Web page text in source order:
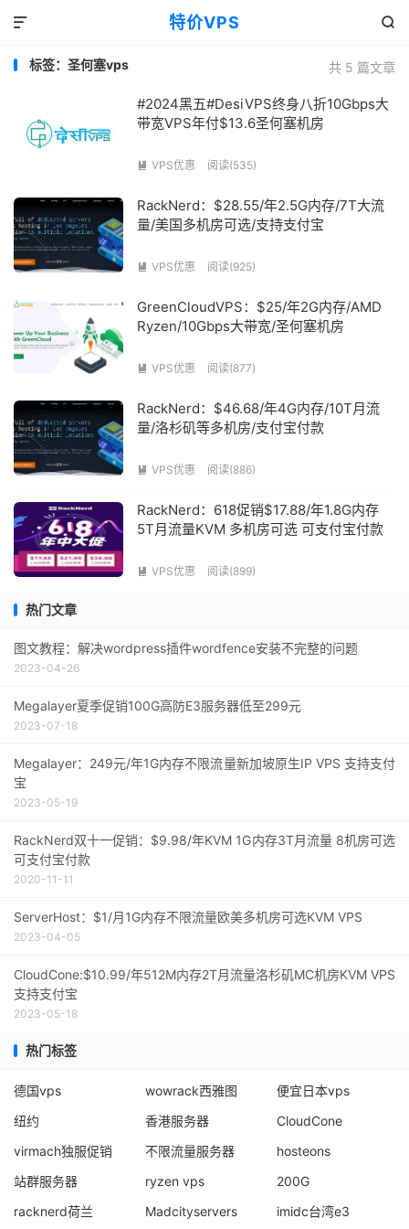
特价VPS 

共 5 篇文章
标签：圣何塞vps
#2024黑五#DesiVPS终身八折10Gbps大
带宽VPS年付$13.6圣何塞机房
 VPS优惠 阅读(535)
RackNerd：$28.55/年2.5G内存/7T大流
量/美国多机房可选/支持支付宝
 VPS优惠 阅读(925)
GreenCloudVPS：$25/年2G内存/AMD
Ryzen/10Gbps大带宽/圣何塞机房
 VPS优惠 阅读(877)
RackNerd：$46.68/年4G内存/10T月流
量/洛杉矶等多机房/支付宝付款
 VPS优惠 阅读(886)
RackNerd：618促销$17.88/年1.8G内存
5T月流量KVM 多机房可选 可支付宝付款
 VPS优惠 阅读(899)
热门文章
图文教程：解决wordpress插件wordfence安装不完整的问题
2023-04-26
Megalayer夏季促销100G高防E3服务器低至299元
2023-07-18
Megalayer：249元/年1G内存不限流量新加坡原生IP VPS 支持支付
宝
2023-05-19
RackNerd双十一促销：$9.98/年KVM 1G内存3T月流量 8机房可选
可支付宝付款
2020-11-11
ServerHost：$1/月1G内存不限流量欧美多机房可选KVM VPS
2023-04-05
CloudCone:$10.99/年512M内存2T月流量洛杉矶MC机房KVM VPS
支持支付宝
2023-05-18
热门标签
德国vps wowrack西雅图
便宜日本vps
纽约
香港服务器
CloudCone
virmach独服促销
不限流量服务器
hosteons
站群服务器
ryzen vps
200G
racknerd荷兰
Madcityservers imidc台湾e3